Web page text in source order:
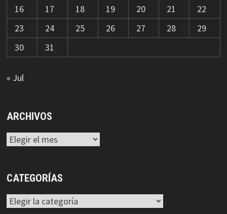
16
17 18 19 20 21
22
23
24 25 26 27 28
29
30
31
« Jul
ARCHIVOS
Archivos
CATEGORÍAS
Categorías